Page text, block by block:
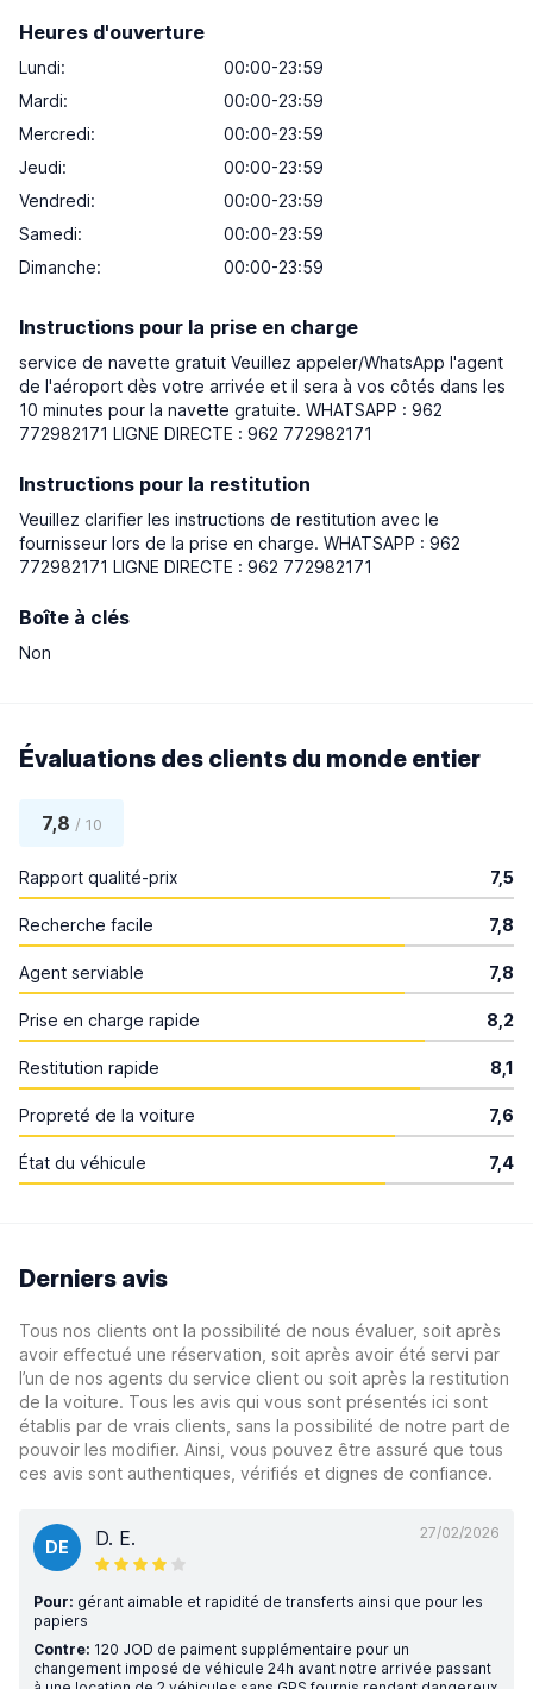
Heures d'ouverture
Lundi:
00:00-23:59
Mardi:
00:00-23:59
Mercredi:
00:00-23:59
Jeudi:
00:00-23:59
Vendredi:
00:00-23:59
Samedi:
00:00-23:59
Dimanche: 00:00-23:59
Instructions pour la prise en charge
service de navette gratuit Veuillez appeler/WhatsApp l'agent
de l'aéroport dès votre arrivée et il sera à vos côtés dans les
10 minutes pour la navette gratuite. WHATSAPP : 962
772982171 LIGNE DIRECTE : 962 772982171
Instructions pour la restitution
Veuillez clarifier les instructions de restitution avec le
fournisseur lors de la prise en charge. WHATSAPP : 962
772982171 LIGNE DIRECTE : 962 772982171
Boîte à clés
Non
Évaluations des clients du monde entier
7,8 / 10
Rapport qualité-prix 7,5
Recherche facile 7,8
Agent serviable 7,8
Prise en charge rapide 8,2
Restitution rapide 8,1
Propreté de la voiture 7,6
État du véhicule 7,4
Derniers avis
Tous nos clients ont la possibilité de nous évaluer, soit après
avoir effectué une réservation, soit après avoir été servi par
l’un de nos agents du service client ou soit après la restitution
de la voiture. Tous les avis qui vous sont présentés ici sont
établis par de vrais clients, sans la possibilité de notre part de
pouvoir les modifier. Ainsi, vous pouvez être assuré que tous
ces avis sont authentiques, vérifiés et dignes de confiance.
27/02/2026
DE D. E.
Pour: gérant aimable et rapidité de transferts ainsi que pour les
papiers
Contre: 120 JOD de paiment supplémentaire pour un
changement imposé de véhicule 24h avant notre arrivée passant